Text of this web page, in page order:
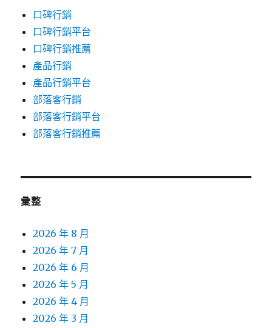
口碑行銷
口碑行銷平台
口碑行銷推薦
產品行銷
產品行銷平台
部落客行銷
部落客行銷平台
部落客行銷推薦
彙整
2026 年 8 月
2026 年 7 月
2026 年 6 月
2026 年 5 月
2026 年 4 月
2026 年 3 月